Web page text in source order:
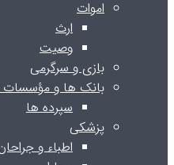
اموات
ارث
وصیت
بازی و سرگرمی
بانک ها و مؤسسات
سپرده ها
پزشکی
اطباء و